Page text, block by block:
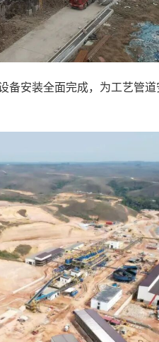
安装全面完成，为工艺管道